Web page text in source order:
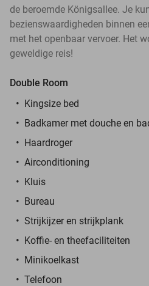
de beroemde Königsallee. Je
bezienswaardigheden binnen
met het openbaar vervoer. Het
geweldige reis!
Double Room
Kingsize bed
Badkamer met douche en
Haardroger
Airconditioning
Kluis
Bureau
Strijkijzer en strijkplank
Koffie- en theefaciliteiten
Minikoelkast
Telefoon